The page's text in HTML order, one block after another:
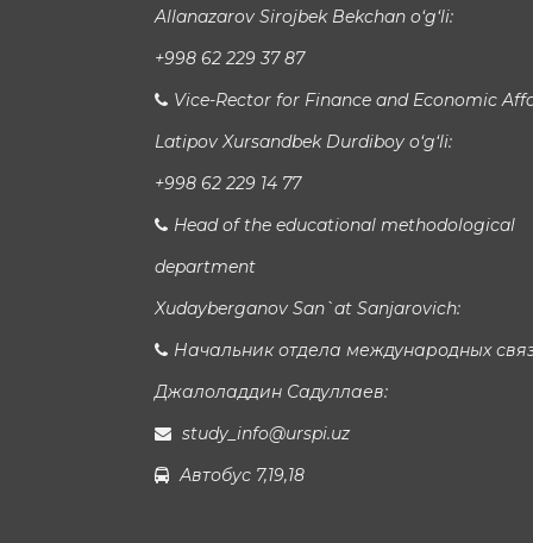
Allanazarov Sirojbek Bekchan o‘g‘li:
+998 62 229 37 87
Vice-Rector for Finance and Economic
Latipov Xursandbek Durdiboy o‘g‘li:
+998 62 229 14 77
Head of the educational methodological
department
Xudayberganov San`at Sanjarovich:
Начальник отдела международных
Джалоладдин Садуллаев:
study_info@urspi.uz
Автобус 7,19,18